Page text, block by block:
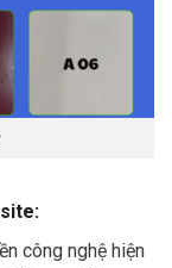
công nghệ hiện